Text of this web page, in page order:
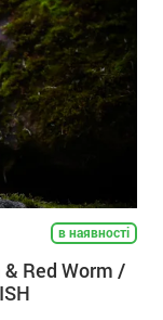
в наявності
& Red Worm /